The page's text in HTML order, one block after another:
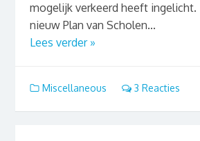
mogelijk verkeerd heeft ingelicht.
nieuw Plan van Scholen...
Lees verder »
Miscellaneous 3 Reacties